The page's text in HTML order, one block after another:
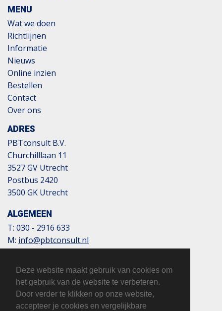
Deze website maakt gebruik van cookies om
het gebruik van de website te verbeteren.
Door verder te klikken op onze website,
accepteer je cookies en vergelijkbare
MENU
Wat we doen
Richtlijnen
Informatie
Nieuws
Online inzien
Bestellen
Contact
Over ons
ADRES
PBTconsult B.V.
Churchilllaan 11
3527 GV Utrecht
Postbus 2420
3500 GK Utrecht
ALGEMEEN
T: 030 - 2916 633
M: info@pbtconsult.nl
BTW: 817124305B01
KvK: 32110854